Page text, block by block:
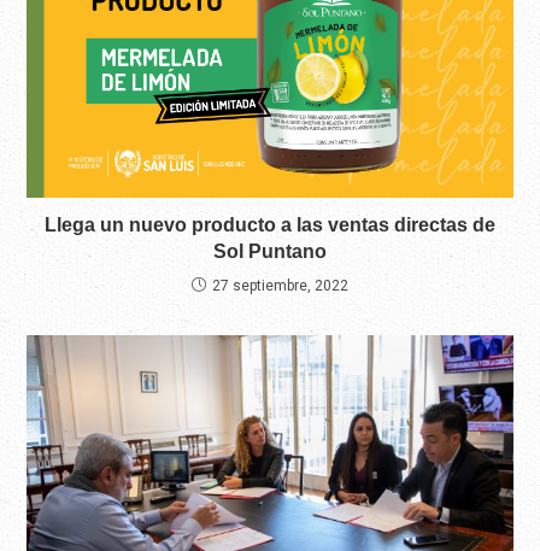
Llega un nuevo producto a las ventas directas de
Sol Puntano
27 septiembre, 2022